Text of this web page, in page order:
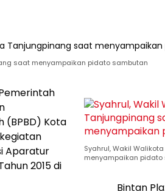
saat menyampaikan pidato sambutan
Syahrul, Wakil
menyampaikan pidato
(BPBD) Kota
Aparatur
2015 di
Bintan